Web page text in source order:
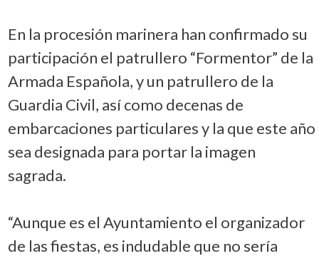
En la procesión marinera han confirmado su
participación el patrullero “Formentor” de la
Armada Española, y un patrullero de la
Guardia Civil, así como decenas de
embarcaciones particulares y la que este año
sea designada para portar la imagen
sagrada.
“Aunque es el Ayuntamiento el organizador
de las fiestas, es indudable que no sería